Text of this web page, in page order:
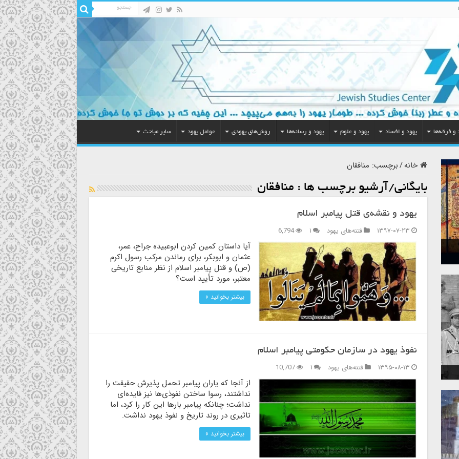
و فرقه‌ها یهود و افساد یهود و علوم یهود و رسانه‌ها روش‌های یهودی عوامل یهود سایر مباحث
خانه/برچسب: منافقان
بایگانی/آرشیو برچسب ها : منافقان
یهود و نقشه‌ی قتل پیامبر اسلام
۱۳۹۷-۰۷-۲۳
فتنه‌های یهود ۱ 6,794
آیا داستان کمین کردن ابوعبیده جراح، عمر،
عثمان و ابوبکر، برای رماندن مرکب رسول اکرم
(ص) و قتل پیامبر اسلام از نظر منابع تاریخی
معتبر، مورد تأیید است؟
بیشتر بخوانید »
نفوذ یهود در سازمان حکومتی پیامبر اسلام
۱۳۹۵-۰۸-۱۳
فتنه‌های یهود ۱ 10,707
از آنجا که یاران پیامبر تحمل پذیرش حقیقت را
نداشتند، رسوا ساختن نفوذی‌ها نیز فایده‌ای
نداشت؛ چنانکه پیامبر بارها این کار را کرد، اما
تاثیری در روند تاریخ و نفوذ یهود نداشت.
بیشتر بخوانید »